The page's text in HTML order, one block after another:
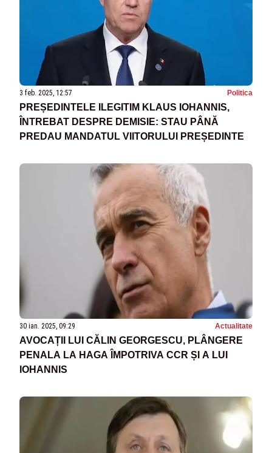
3 feb. 2025, 12:57 Politica
PREȘEDINTELE ILEGITIM KLAUS IOHANNIS,
ÎNTREBAT DESPRE DEMISIE: STAU PÂNĂ
PREDAU MANDATUL VIITORULUI PREȘEDINTE
30 ian. 2025, 09:29 Actualitate
AVOCAȚII LUI CĂLIN GEORGESCU, PLÂNGERE
PENALA LA HAGA ÎMPOTRIVA CCR ȘI A LUI
IOHANNIS